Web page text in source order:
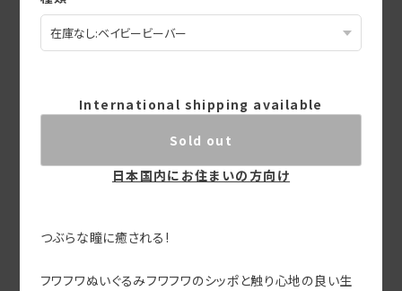
International shipping available
Sold out
日本国内にお住まいの方向け
つぶらな瞳に癒される!
フワフワぬいぐるみフワフワのシッポと触り心地の良い生